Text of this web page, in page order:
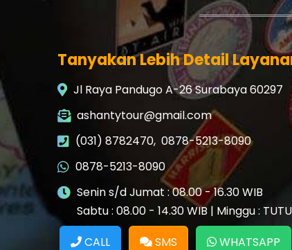
Tanyakan Lebih Detail
Jl Raya Pandugo A-26 Surabaya 60297
ashantytour@gmail.com
(031) 8782470, 0878-5213-8090
0878-5213-8090
Senin s/d Jumat : 08.00 - 16.30 WIB
Sabtu : 08.00 - 14.30 WIB | Minggu :
CALL
SMS WHATSAPP